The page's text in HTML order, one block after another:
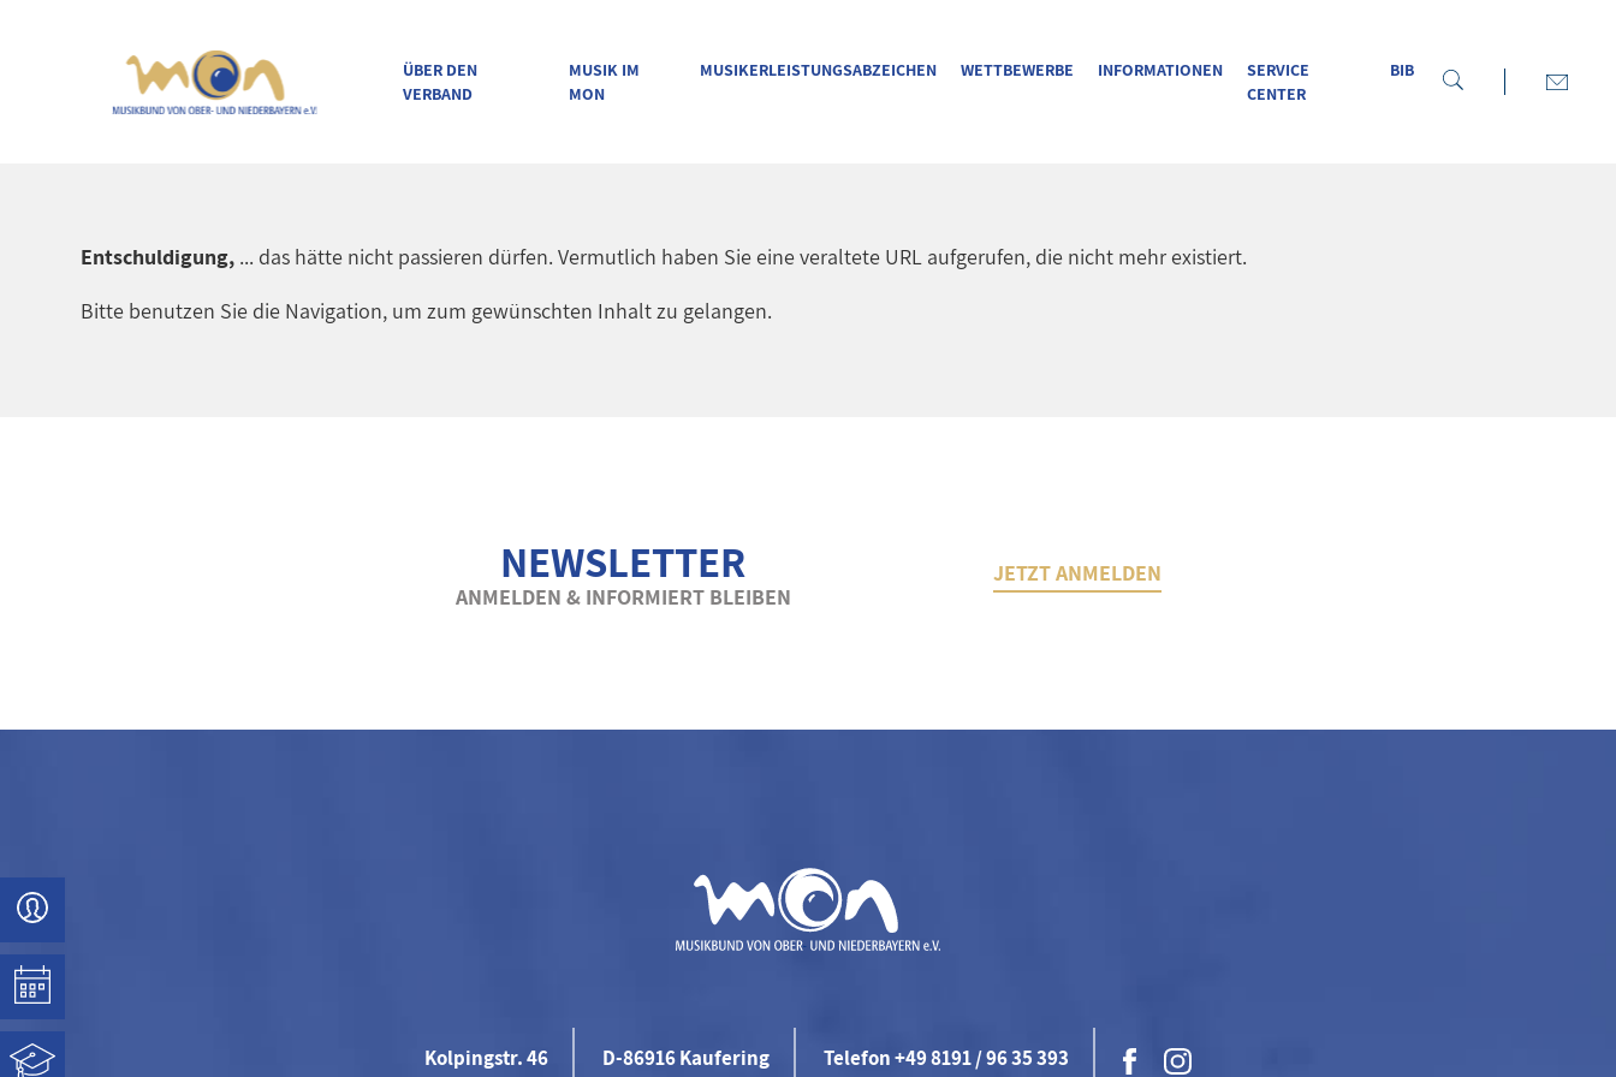
ÜBER DEN
VERBAND
MUSIK IM
MON
MUSIKERLEISTUNGSABZEICHEN WETTBEWERBE INFORMATIONEN
SERVICE
CENTER
BIB
Entschuldigung, ... das hätte nicht passieren dürfen. Vermutlich haben Sie eine veraltete URL aufgerufen, die nicht mehr existiert.
Bitte benutzen Sie die Navigation, um zum gewünschten Inhalt zu gelangen.
NEWSLETTER
ANMELDEN & INFORMIERT BLEIBEN
JETZT ANMELDEN
Kolpingstr. 46 D-86916 Kaufering Telefon +49 8191 / 96 35 393